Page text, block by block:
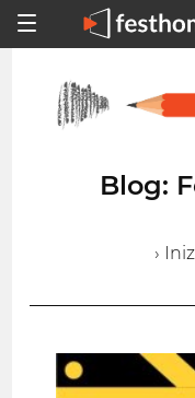
Blog:
›